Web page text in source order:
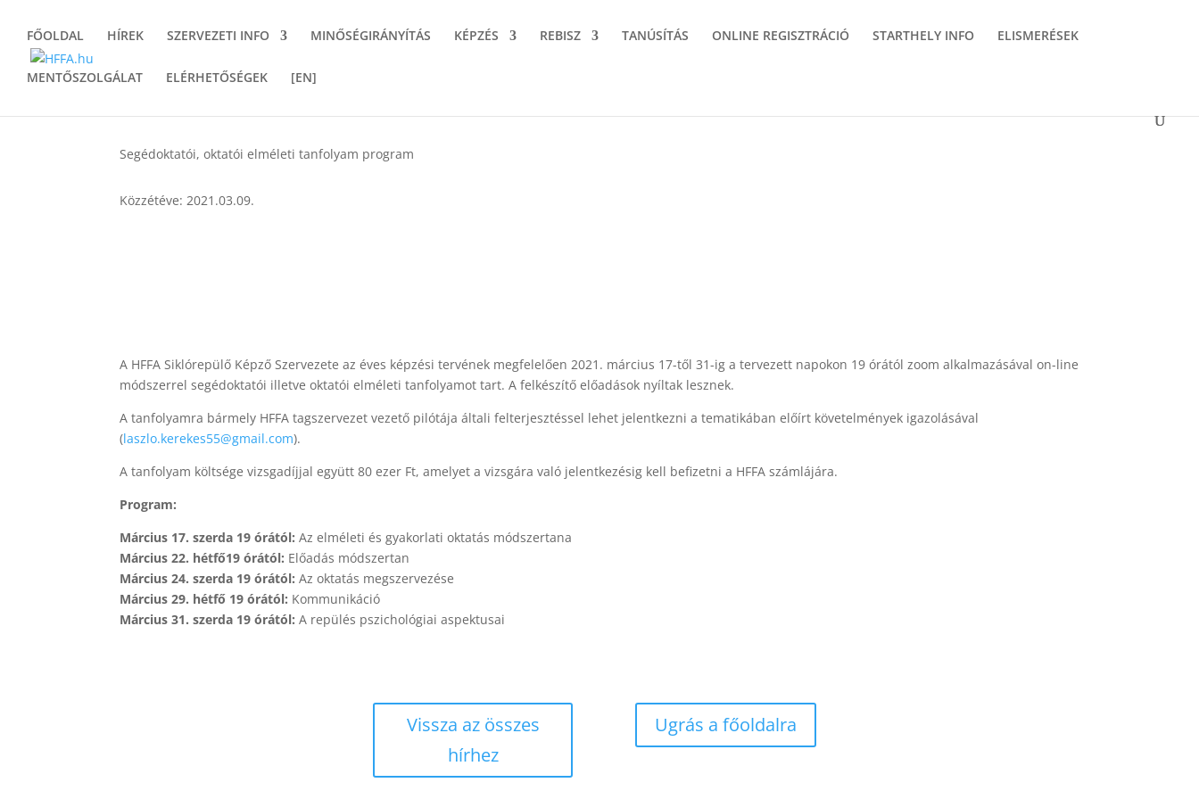
FŐOLDAL HÍREK SZERVEZETI INFO MINŐSÉGIRÁNYÍTÁS KÉPZÉS REBISZ TANÚSÍTÁS ONLINE REGISZTRÁCIÓ STARTHELY INFO ELISMERÉSEK
MENTŐSZOLGÁLAT ELÉRHETŐSÉGEK [EN]
Segédoktatói, oktatói elméleti tanfolyam program
Közzétéve: 2021.03.09.
A HFFA Siklórepülő Képző Szervezete az éves képzési tervének megfelelően 2021. március 17-től 31-ig a tervezett napokon 19 órától zoom alkalmazásával on-line
módszerrel segédoktatói illetve oktatói elméleti tanfolyamot tart. A felkészítő előadások nyíltak lesznek.
A tanfolyamra bármely HFFA tagszervezet vezető pilótája általi felterjesztéssel lehet jelentkezni a tematikában előírt követelmények igazolásával
(laszlo.kerekes55@gmail.com).
A tanfolyam költsége vizsgadíjjal együtt 80 ezer Ft, amelyet a vizsgára való jelentkezésig kell befizetni a HFFA számlájára.
Program:
Március 17. szerda 19 órától:Az elméleti és gyakorlati oktatás módszertana
Március 22. hétfő19 órától: Előadás módszertan
Március 24. szerda 19 órától: Az oktatás megszervezése
Március 29. hétfő 19 órától: Kommunikáció
Március 31. szerda 19 órától:A repülés pszichológiai aspektusai
Vissza az összes
hírhez
Ugrás a főoldalra